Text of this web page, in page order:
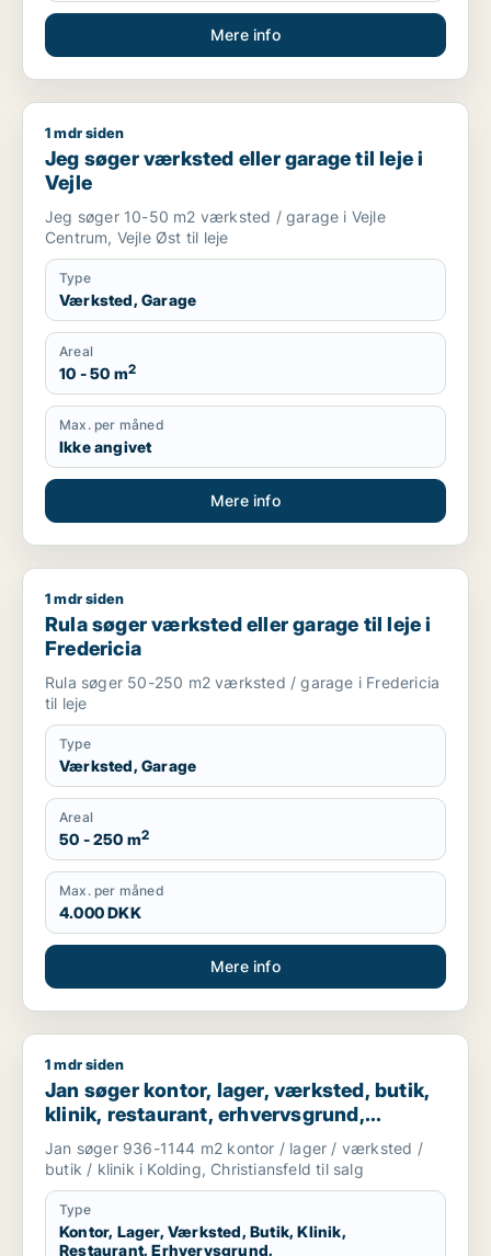
Mere info
Jeg søger værksted eller garage til leje i Vejle
1 mdr siden
Jeg søger værksted eller garage til leje i
Vejle
Jeg søger 10-50 m2 værksted / garage i Vejle
Centrum, Vejle Øst til leje
Type
Værksted, Garage
Areal
10 - 50 m2
Max. per måned
Ikke angivet
Mere info
Rula søger værksted eller garage til leje i Fredericia
1 mdr siden
Rula søger værksted eller garage til leje i
Fredericia
Rula søger 50-250 m2 værksted / garage i Fredericia
til leje
Type
Værksted, Garage
Areal
50 - 250 m2
Max. per måned
4.000 DKK
Mere info
Jan søger kontor, lager, værksted, butik, klinik, restaurant,
1 mdr siden
Jan søger kontor, lager, værksted, butik,
klinik, restaurant, erhvervsgrund,
boligudlejningsejendom, hotel,
produktionslokaler eller garage til salg i
Kolding eller Christiansfeld
Jan søger 936-1144 m2 kontor / lager / værksted /
butik / klinik i Kolding, Christiansfeld til salg
Type
Kontor, Lager, Værksted, Butik, Klinik,
Restaurant, Erhvervsgrund,